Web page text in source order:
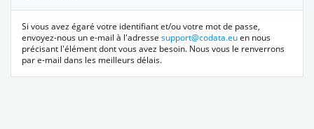
Si vous avez égaré votre identifiant et/ou votre mot de passe,
envoyez-nous un e-mail à l'adresse support@codata.euen nous
précisant l'élément dont vous avez besoin. Nous vous le renverrons
par e-mail dans les meilleurs délais.